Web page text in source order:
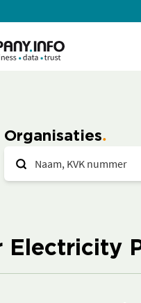
Organisaties
Electricity